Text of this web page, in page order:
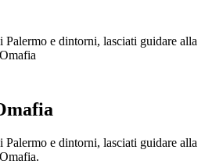
e dintorni, lasciati guidare alla
e dintorni, lasciati guidare alla